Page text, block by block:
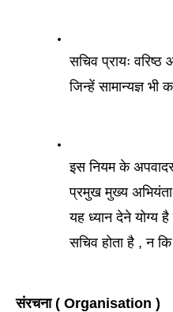
सचिव प्रायः
जिन्हें सामान्यज्ञ भी
इस नियम के
प्रमुख मुख्य अभियंता
यह ध्यान देने योग्य
सचिव होता है , न
संरचना ( Organisation )